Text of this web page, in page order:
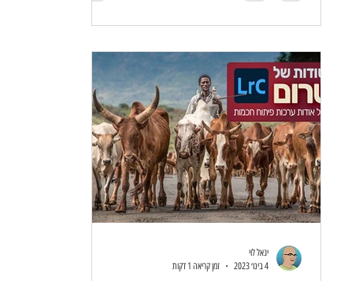
יגאל לוי
4 בינו׳ 2023
זמן קריאה 1 דקות